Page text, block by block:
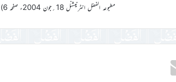
مطبوعہ الفضل انٹرنیشنل 18؍جون 2004ء صفحہ 6)